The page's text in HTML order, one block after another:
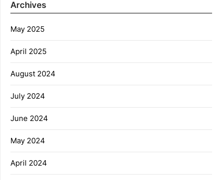
Archives
May 2025
April 2025
August 2024
July 2024
June 2024
May 2024
April 2024